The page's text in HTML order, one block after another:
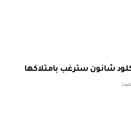
سترغب بامتلاكها